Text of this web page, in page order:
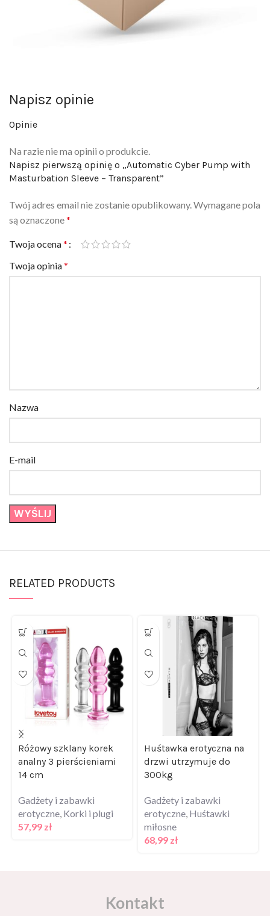
Napisz opinie
Opinie
Na razie nie ma opinii o produkcie.
Napisz pierwszą opinię o „Automatic Cyber Pump with
Masturbation Sleeve – Transparent”
Twój adres email nie zostanie opublikowany. Wymagane pola
są oznaczone *
Twoja ocena *
Twoja opinia *
Nazwa
E-mail
RELATED PRODUCTS
Różowy szklany korek
analny 3 pierścieniami
14 cm
Gadżety i zabawki
erotyczne Korki i plugi
57,99 zł
Huśtawka erotyczna na
drzwi utrzymuje do
300kg
Gadżety i zabawki
erotyczne Huśtawki
miłosne
68,99 zł
Kontakt